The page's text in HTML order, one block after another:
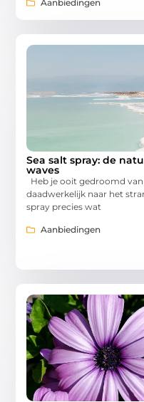
Aanbiedingen
Sea salt spray: de
waves
Heb je ooit gedroomd
daadwerkelijk naar het
spray precies wat
Aanbiedingen